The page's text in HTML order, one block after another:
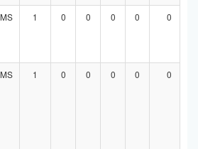
MS 1 0 0 0 0 0
MS 1 0 0 0 0 0